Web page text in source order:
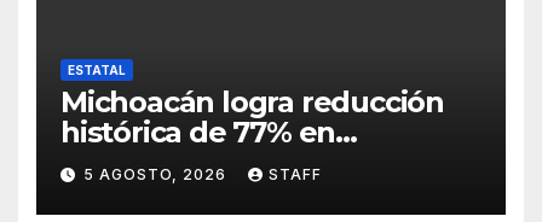
ESTATAL
Michoacán logra reducción
histórica de 77% en
homicidios respecto al punto
más alto en 2021
5 AGOSTO, 2026 STAFF